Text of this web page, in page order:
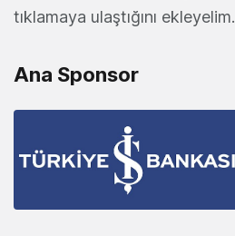
tıklamaya ulaştığını ekleyelim.
Ana Sponsor